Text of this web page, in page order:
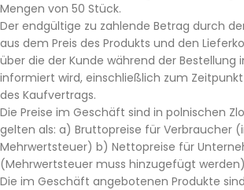
Mengen von 50 Stück.
Der endgültige zu zahlende Betrag durch
aus dem Preis des Produkts und den
über die der Kunde während der Bestellung
informiert wird, einschließlich zum Zeitpunkt
des Kaufvertrags.
Die Preise im Geschäft sind in polnischen
gelten als: a) Bruttopreise für Verbraucher
Mehrwertsteuer) b) Nettopreise für
(Mehrwertsteuer muss hinzugefügt
Die im Geschäft angebotenen Produkte